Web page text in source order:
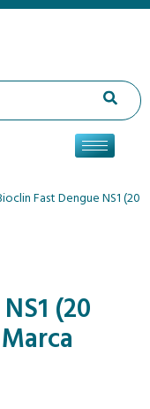
Fast Dengue NS1 (20
(20